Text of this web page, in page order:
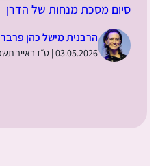
סיום מסכת מנחות של הדרן
הרבנית מישל כהן פרבר
03.05.2026 | ט״ז באייר תשפ״ו